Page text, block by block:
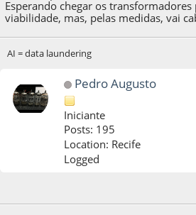
Esperando chegar os
viabilidade, mas, pelas medidas, vai
AI = data laundering
Pedro Augusto
Iniciante
Posts: 195
Location: Recife
Logged